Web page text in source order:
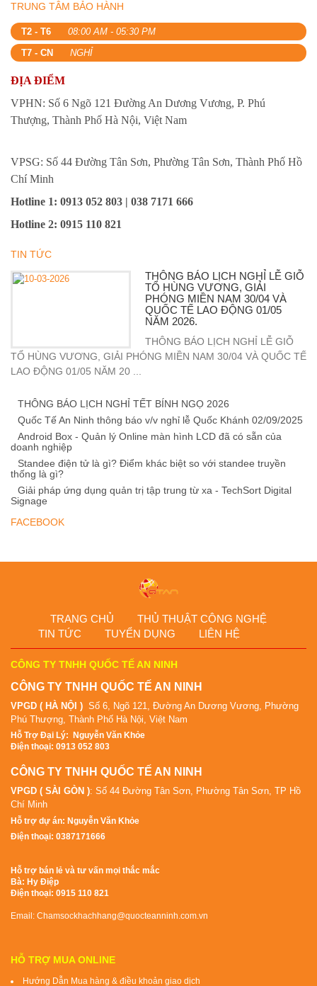
TRUNG TÂM BẢO HÀNH
T2 - T6
08:00 AM - 05:30 PM
T7 - CN
NGHỈ
ĐỊA ĐIỂM
VPHN: Số 6 Ngõ 121 Đường An Dương Vương, P. Phú
Thượng, Thành Phố Hà Nội, Việt Nam
VPSG: Số 44 Đường Tân Sơn, Phường Tân Sơn, Thành Phố Hồ
Chí Minh
Hotline 1: 0913 052 803 | 038 7171 666
Hotline 2: 0915 110 821
TIN TỨC
THÔNG BÁO LỊCH NGHỈ LỄ GIỖ
TỔ HÙNG VƯƠNG, GIẢI
PHÓNG MIỀN NAM 30/04 VÀ
QUỐC TẾ LAO ĐỘNG 01/05
NĂM 2026.
THÔNG BÁO LỊCH NGHỈ LỄ GIỖ
TỔ HÙNG VƯƠNG, GIẢI PHÓNG MIỀN NAM 30/04 VÀ QUỐC TẾ
LAO ĐỘNG 01/05 NĂM 20 ...
THÔNG BÁO LỊCH NGHỈ TẾT BÍNH NGỌ 2026
Quốc Tế An Ninh thông báo v/v nghỉ lễ Quốc Khánh 02/09/2025
Android Box - Quản lý Online màn hình LCD đã có sẵn của
doanh nghiệp
Standee điện tử là gì? Điểm khác biệt so với standee truyền
thống là gì?
Giải pháp ứng dụng quản trị tập trung từ xa - TechSort Digital
Signage
FACEBOOK
TRANG CHỦ
THỦ THUẬT CÔNG NGHỆ
TIN TỨC
TUYỂN DỤNG LIÊN HỆ
CÔNG TY TNHH QUỐC TẾ AN NINH
CÔNG TY TNHH QUỐC TẾ AN NINH
VPGD ( HÀ NỘI ) Số 6, Ngõ 121, Đường An Dương Vương, Phường
Phú Thượng, Thành Phố Hà Nội, Việt Nam
Hỗ Trợ Đại Lý: Nguyễn Văn Khỏe
Điện thoại: 0913 052 803
CÔNG TY TNHH QUỐC TẾ AN NINH
VPGD ( SÀI GÒN ): Số 44 Đường Tân Sơn, Phường Tân Sơn, TP Hồ
Chí Minh
Hỗ trợ dự án: Nguyễn Văn Khỏe
Điện thoại: 0387171666
Hỗ trợ bán lẻ và tư vấn mọi thắc mắc
Bà: Hy Điệp
Điện thoại: 0915 110 821
Email: Chamsockhachhang@quocteanninh.com.vn
HỖ TRỢ MUA ONLINE
Hướng Dẫn Mua hàng & điều khoản giao dịch